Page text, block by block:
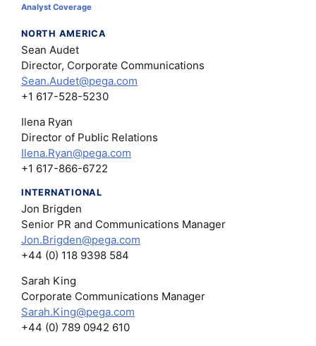
Analyst Coverage
NORTH AMERICA
Sean Audet
Director, Corporate Communications
Sean.Audet@pega.com
+1 617-528-5230
Ilena Ryan
Director of Public Relations
Ilena.Ryan@pega.com
+1 617-866-6722
INTERNATIONAL
Jon Brigden
Senior PR and Communications Manager
Jon.Brigden@pega.com
+44 (0) 118 9398 584
Sarah King
Corporate Communications Manager
Sarah.King@pega.com
+44 (0) 789 0942 610